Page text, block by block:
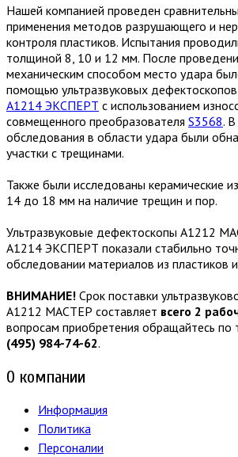
Нашей компанией проведен
применения методов разрушающего и
контроля пластиков. Испытания
толщиной 8, 10 и 12 мм. После
механическим способом место удара
помощью ультразвуковых дефектоскопов
А1214 ЭКСПЕРТ с использованием
совмещенного преобразователя S3568.
обследования в области удара были
участки с трещинами.
Также были исследованы керамические
14 до 18 мм на наличие трещин и пор.
Ультразвуковые дефектоскопы А1212
А1214 ЭКСПЕРТ показали стабильно
обследовании материалов из пластиков
ВНИМАНИЕ! Срок поставки
А1212 МАСТЕР составляет всего 2
вопросам приобретения обращайтесь по
(495) 984-74-62.
О компании
Информация
Политика
Персоналии